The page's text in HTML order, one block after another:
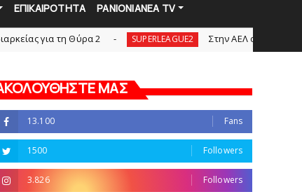
ΕΠΙΚΑΙΡΟΤΗΤΑ PANIONIANEA TV
τη Θύρα 2 SUPERLEAGUE2 Στην AEΛ ο Παπαγεωργίου
ΜΑΣ
13.100 Fans
1500 Followers
3.826 Followers